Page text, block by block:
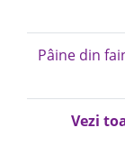
Pâine din
Vezi